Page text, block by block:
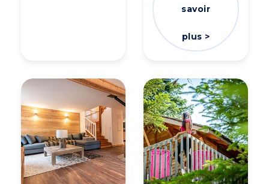
savoir
plus >